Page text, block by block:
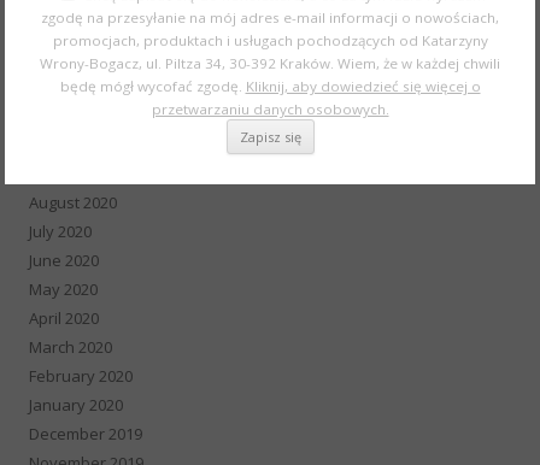
February 2021
January 2021
December 2020
August 2020
July 2020
June 2020
May 2020
April 2020
March 2020
February 2020
January 2020
December 2019
zgodę na przesyłanie na mój adres e-mail informacji o nowościach,
promocjach, produktach i usługach pochodzących od Katarzyny
Wrony-Bogacz, ul. Piltza 34, 30-392 Kraków. Wiem, że w każdej chwili
będę mógł wycofać zgodę. Kliknij, aby dowiedzieć się więcej o
przetwarzaniu danych osobowych.